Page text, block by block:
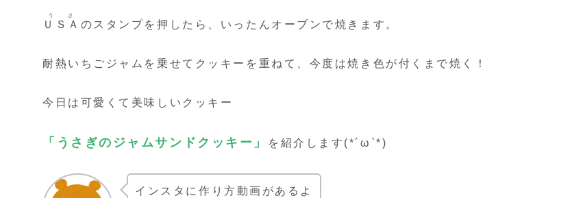
ＵＳＡ
うさ
のスタンプを押したら、いったんオーブンで焼きます。
耐熱いちごジャムを乗せてクッキーを重ねて、今度は焼き色が付くまで焼く！
今日は可愛くて美味しいクッキー
「うさぎのジャムサンドクッキー」 を紹介します(*´ω`*)
インスタに作り方動画があるよ